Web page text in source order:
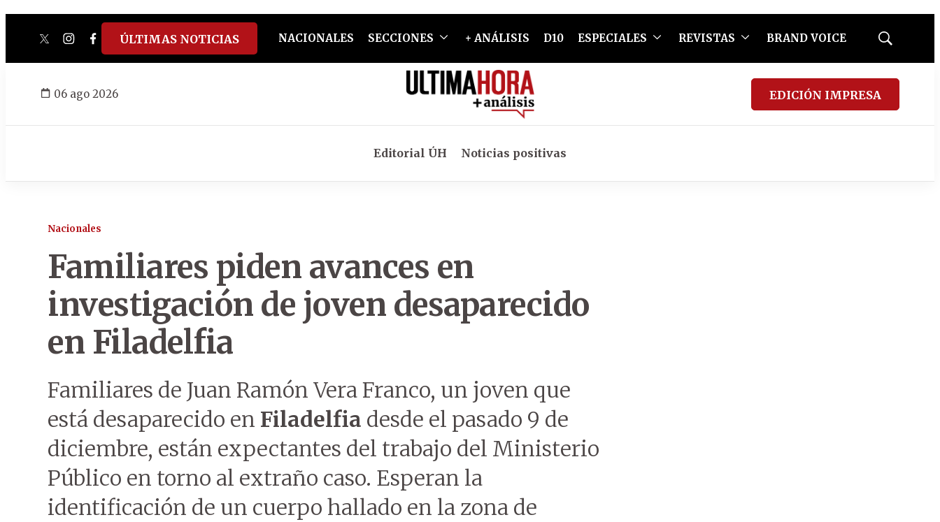
twitterinstagram
facebook
tiktokyoutube
spotify
ÚLTIMAS NOTICIAS NACIONALES SECCIONES + ANÁLISIS D10 ESPECIALES REVISTAS BRAND VOICE
Mostrar
06 ago 2026 EDICIÓN IMPRESA
Editorial ÚH Noticias positivas
Nacionales
Familiares piden avances en
investigación de joven desaparecido
en Filadelfia
Familiares de Juan Ramón Vera Franco, un joven que
está desaparecido en Filadelfia desde el pasado 9 de
diciembre, están expectantes del trabajo del Ministerio
Público en torno al extraño caso. Esperan la
identificación de un cuerpo hallado en la zona de